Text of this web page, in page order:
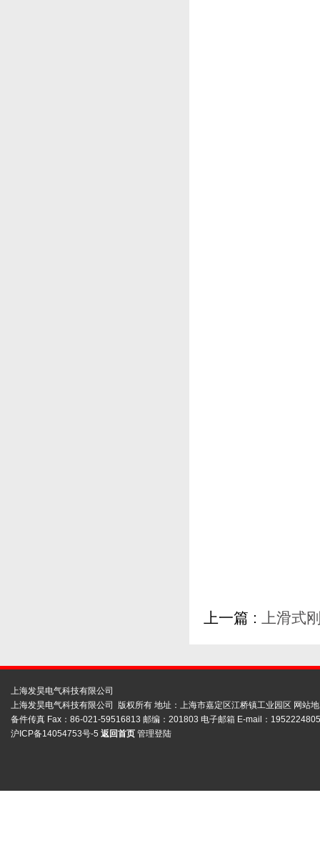
上一篇 : 上滑式
上海发昊电气科技有限公司
上海发昊电气科技有限公司 版权所有 地址：上海市嘉定区江桥镇工业园区 网站
备件传真 Fax：86-021-59516813 邮编：201803 电子邮箱 E-mail：
沪ICP备14054753号-5 返回首页 管理登陆